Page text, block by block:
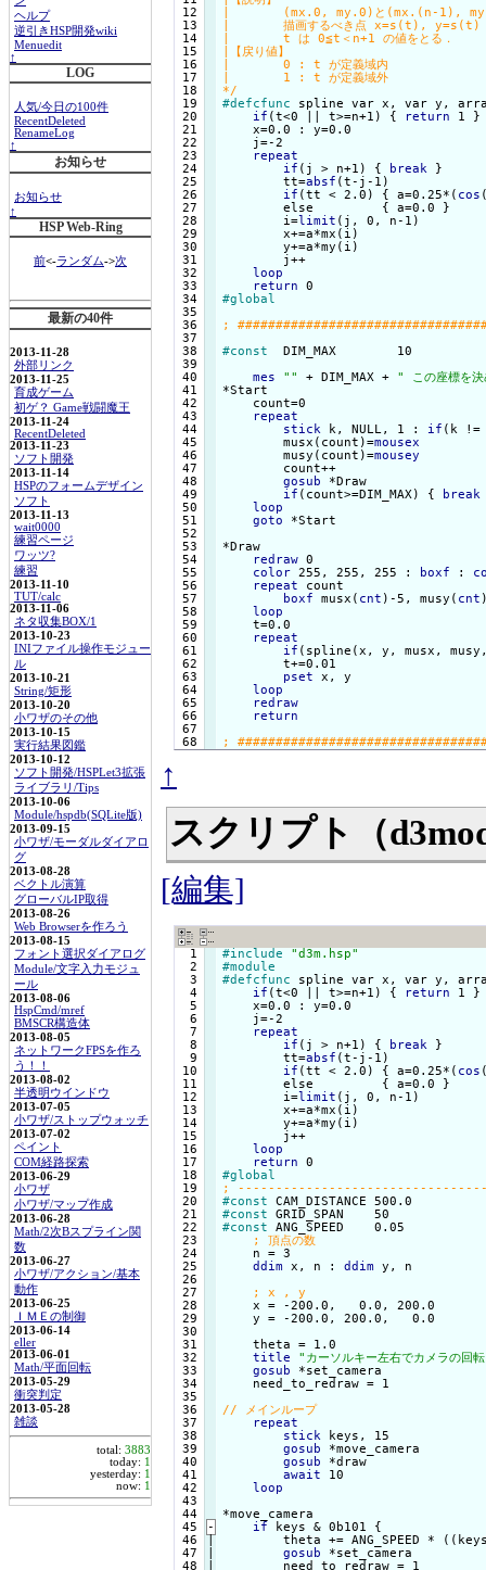
ヘルプ
逆引きHSP開発wiki
Menuedit
↑
LOG
人気/今日の100件
RecentDeleted
RenameLog
↑
お知らせ
お知らせ
↑
HSP Web-Ring
前<-ランダム->次
最新の40件
2013-11-28
外部リンク
2013-11-25
育成ゲーム
初ゲ？ Game戦闘魔王
2013-11-24
RecentDeleted
2013-11-23
ソフト開発
2013-11-14
HSPのフォームデザイン
ソフト
2013-11-13
wait0000
練習ページ
ワッツ?
練習
2013-11-10
TUT/calc
2013-11-06
ネタ収集BOX/1
2013-10-23
INIファイル操作モジュー
ル
2013-10-21
String/矩形
2013-10-20
小ワザのその他
2013-10-15
実行結果図鑑
2013-10-12
ソフト開発/HSPLet3拡張
ライブラリ/Tips
2013-10-06
Module/hspdb(SQLite版)
2013-09-15
小ワザ/モーダルダイアロ
グ
2013-08-28
ベクトル演算
グローバルIP取得
2013-08-26
Web Browserを作ろう
2013-08-15
フォント選択ダイアログ
Module/文字入力モジュ
ール
2013-08-06
HspCmd/mref
BMSCR構造体
2013-08-05
ネットワークFPSを作ろ
う！！
2013-08-02
半透明ウインドウ
2013-07-05
小ワザ/ストップウォッチ
2013-07-02
ペイント
COM経路探索
2013-06-29
小ワザ
小ワザ/マップ作成
2013-06-28
Math/2次Bスプライン関
数
2013-06-27
小ワザ/アクション/基本
動作
2013-06-25
ＩＭＥの制御
2013-06-14
eller
2013-06-01
Math/平面回転
2013-05-29
衝突判定
2013-05-28
雑談
total: 3883
today: 1
yesterday: 1
now: 1
12
13
14
15
16
17
18
19
20
21
22
23
24
25
26
27
28
29
30
31
32
33
34
35
36
37
38
39
40
41
42
43
44
45
46
47
48
49
50
51
52
53
54
55
56
57
58
59
60
61
62
63
64
65
66
67
|【戻り値】
*/
#defcfunc
spline var x, var y,
if (t<0 || t>=n+1) { return 1 }
    x=0.0 : y=0.0
    j=-2
repeat
if (j > n+1) { break
}
        tt=
absf (t-j-1)
if (tt < 2.0) { a=0.25*( cos
        else         {
a=0.0 }
        i=
limit (j, 0, n-1)
        x+=a*mx(i)
        y+=a*my(i)
        j++
loop
return
#global
#const
  DIM_MAX        10
mes
"" + DIM_MAX + " この座標を
*Start
    count=0
repeat
stick k, NULL, 1 : if (k !=
        musx(count)=
mousex
        musy(count)=
mousey
        count++
gosub
*Draw
if (count>=DIM_MAX) {
break
loop
goto
*Start
*Draw
redraw 0
color 255, 255, 255 : boxf :
repeat
count
boxf
musx( cnt )-5, musy( cnt
loop
    t=0.0
repeat
if (spline(x, y, musx,
        t+=0.01
pset
x, y
loop
redraw
return
↑
スクリプト（
[編集]
  1
  2
  3
  4
  5
  6
  7
  8
  9
10
11
12
13
14
15
16
17
18
19
20
21
22
23
24
25
26
27
28
29
30
31
32
33
34
35
36
37
38
39
40
41
42
43
44
45
46
47
48
-
#include
"d3m.hsp"
#module
#defcfunc
spline var x, var y,
if (t<0 || t>=n+1) { return 1
}
    x=0.0 : y=0.0
    j=-2
repeat
if (j > n+1) { break
}
        tt=
absf (t-j-1)
if (tt < 2.0) { a=0.25*( cos
        else         {
a=0.0
}
        i=
limit (j, 0, n-1)
        x+=a*mx(i)
        y+=a*my(i)
        j++
loop
return
#global
#const
#const
#const
ANG_SPEED    0.05
    n = 3
ddim x, n : ddim y, n
    x = -200.0,   0.0, 200.0
    y = -200.0, 200.0,   0.0
    theta = 1.0
title
"カーソルキー左右でカメラの回
gosub
*set_camera
    need_to_redraw = 1
// メインループ
repeat
stick keys, 15
gosub
*move_camera
gosub
*draw
await
10
loop
*move_camera
if
keys & 0b101 {
theta += ANG_SPEED *
gosub
*set_camera
        need_to_redraw = 1